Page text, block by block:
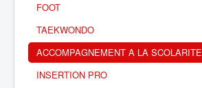
FOOT
TAEKWONDO
ACCOMPAGNEMENT A LA SCOLARITE
INSERTION PRO